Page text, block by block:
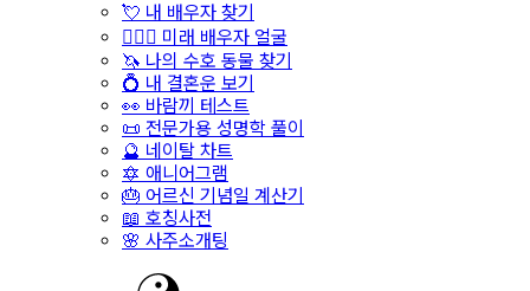
💘 내 배우자 찾기
👩‍❤️‍👨 미래 배우자 얼굴
🦄 나의 수호 동물 찾기
💍 내 결혼운 보기
👀 바람끼 테스트
📜 전문가용 성명학 풀이
🔮 네이탈 차트
🔯 애니어그램
🎂 어르신 기념일 계산기
📖 호칭사전
🌸 사주소개팅